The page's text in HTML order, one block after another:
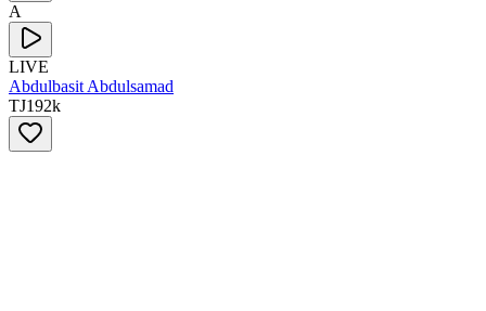
A
LIVE
Abdulbasit Abdulsamad
TJ192k